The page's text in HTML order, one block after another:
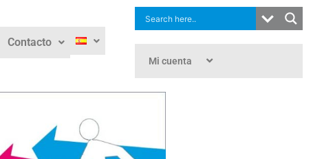
Contacto
Mi cuenta